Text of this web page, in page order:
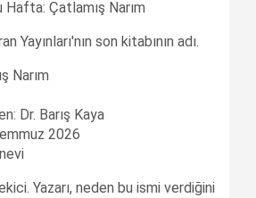
Hafta: Çatlamış Narım
Yayınları'nın son kitabının adı.
Narım
Dr. Barış Kaya
2026
Yazarı, neden bu ismi verdiğini